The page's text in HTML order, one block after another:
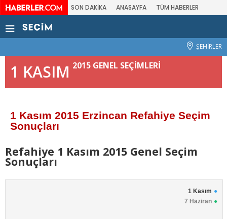
SON DAKİKA ANASAYFA TÜM HABERLER
ŞEHİRLER
1 KASIM 2015 GENEL SEÇİMLERİ
1 Kasım 2015 Erzincan Refahiye Seçim
Sonuçları
Refahiye 1 Kasım 2015 Genel Seçim
Sonuçları
1 Kasım
7 Haziran